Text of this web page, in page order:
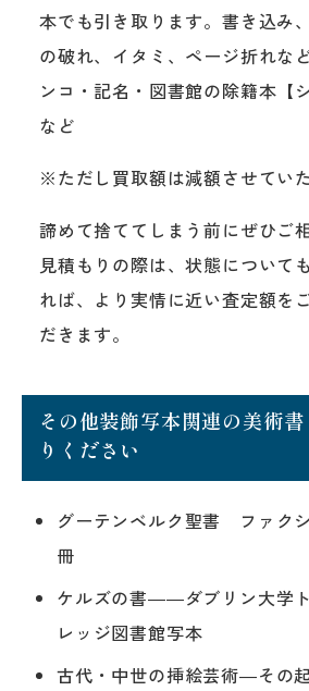
本でも引き取ります。書き込み
の破れ、イタミ、ページ折れな
ンコ・記名・図書館の除籍本【
など
※ただし買取額は減額させてい
諦めて捨ててしまう前にぜひご
見積もりの際は、状態について
れば、より実情に近い査定額を
だきます。
その他装飾写本関連の美術
りください
グーテンベルク聖書 ファク
冊
ケルズの書――ダブリン大学
レッジ図書館写本
古代・中世の挿絵芸術―その